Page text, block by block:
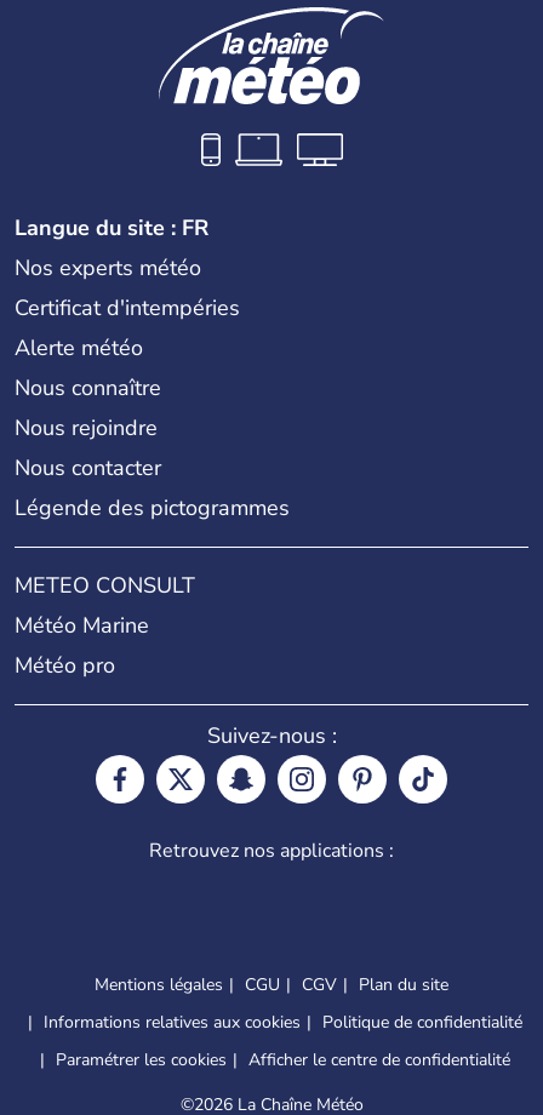
Langue du site : FR
Nos experts météo
Certificat d'intempéries
Alerte météo
Nous connaître
Nous rejoindre
Nous contacter
Légende des pictogrammes
METEO CONSULT
Météo Marine
Météo pro
Suivez-nous :
Retrouvez nos applications :
Mentions légales CGU CGV
Plan du site
Informations relatives aux cookies
Politique de confidentialité
Paramétrer les cookies
Afficher le centre de confidentialité
©2026 La Chaîne Météo